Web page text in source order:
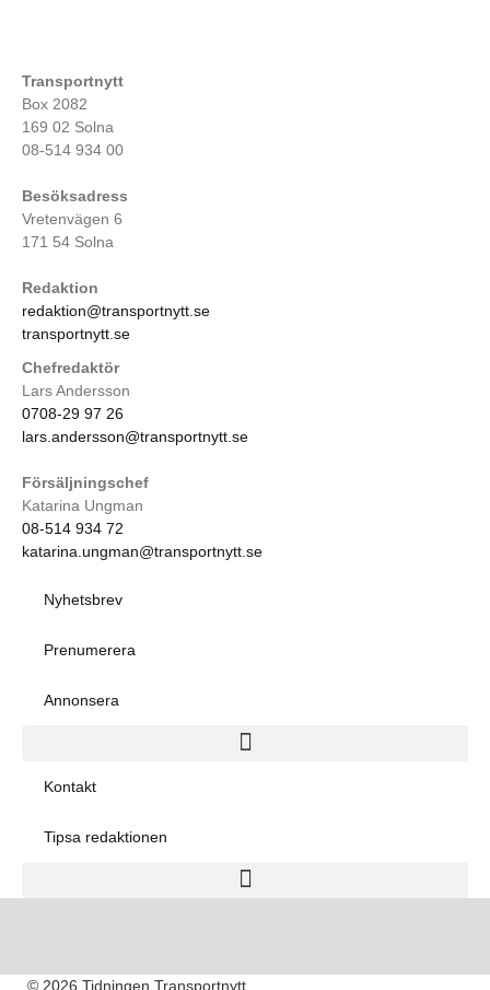
Transportnytt
Box 2082
169 02 Solna
08-514 934 00
Besöksadress
Vretenvägen 6
171 54 Solna
Redaktion
redaktion@transportnytt.se
transportnytt.se
Chefredaktör
Lars Andersson
0708-29 97 26
lars.andersson@transportnytt.se
Försäljningschef
Katarina Ungman
08-514 934 72
katarina.ungman@transportnytt.se
Nyhetsbrev
Prenumerera
Annonsera
Kontakt
Tipsa redaktionen
© 2026 Tidningen Transportnytt